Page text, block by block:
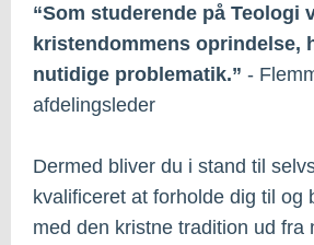
“Som studerende på Teologi
kristendommens oprindelse,
nutidige problematik.” -
afdelingsleder
Dermed bliver du i stand til
kvalificeret at forholde dig til og
med den kristne tradition ud fra